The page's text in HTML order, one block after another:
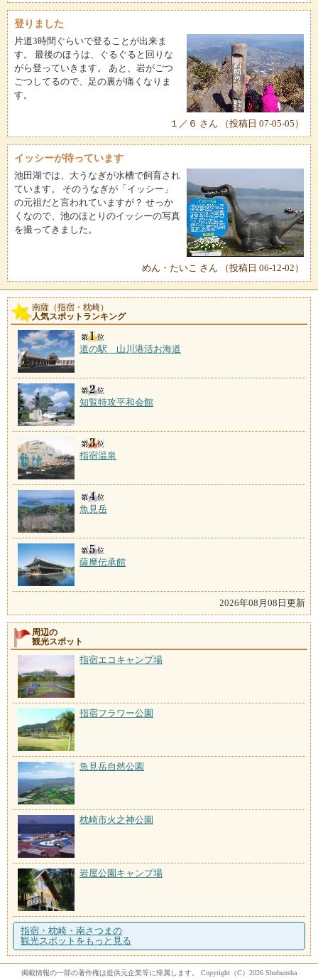
登りました
片道3時間ぐらいで登ることが出来ま
す。 最後のほうは、ぐるぐると回りな
がら登っていきます。 あと、岩がごつ
ごつしてるので、足の裏が痛くなりま
す。
１／６ さん （投稿日 07-05-05）
イッシーが待っています
池田湖では、大うなぎが水槽で飼育され
ています。 そのうなぎが「イッシー」
の元祖だと言われていますが？ せっか
くなので、池のほとりのイッシーの写真
を撮ってきました。
めん・たいこ さん （投稿日 06-12-02）
南薩（指宿・枕崎）
人気スポットランキング
道の駅 山川港活お海道
知覧特攻平和会館
指宿温泉
魚見岳
薩摩伝承館
2026年08月08日更新
周辺の
観光スポット
指宿エコキャンプ場
指宿フラワー公園
魚見岳自然公園
枕崎市火之神公園
岩屋公園キャンプ場
指宿・枕崎・南さつまの
観光スポットをもっと見る
掲載情報の一部の著作権は提供元企業等に帰属します。 Copyright（C）2026 Shobunsha